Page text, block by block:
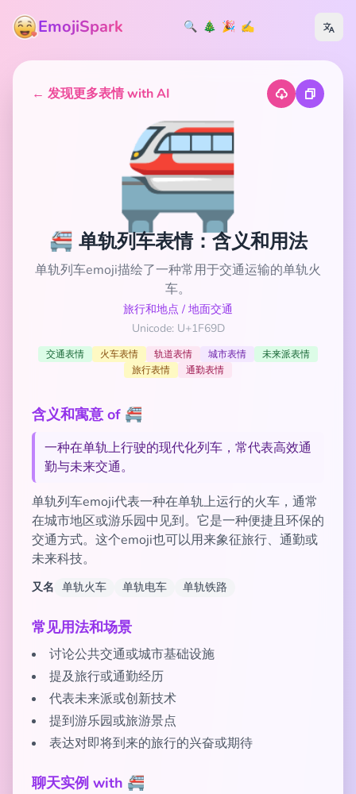
EmojiSpark 🔍 🎄 🎉 ✍️
← 发现更多表情 with AI
🚝
🚝 单轨列车表情：含义和用法
单轨列车emoji描绘了一种常用于交通运输的单轨火
车。
旅行和地点 / 地面交通
Unicode: U+1F69D
交通表情 火车表情 轨道表情 城市表情
未来派表情
旅行表情
通勤表情
含义和寓意 of 🚝
一种在单轨上行驶的现代化列车，常代表高效通
勤与未来交通。
单轨列车emoji代表一种在单轨上运行的火车，通常
在城市地区或游乐园中见到。它是一种便捷且环保的
交通方式。这个emoji也可以用来象征旅行、通勤或
未来科技。
又名 单轨火车 单轨电车 单轨铁路
常见用法和场景
讨论公共交通或城市基础设施
提及旅行或通勤经历
代表未来派或创新技术
提到游乐园或旅游景点
表达对即将到来的旅行的兴奋或期待
聊天实例 with 🚝